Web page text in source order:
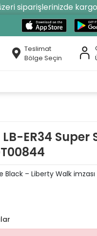
siparişlerinizde kargo
Teslimat
Bölge Seçin
ER34 Super
Black – Liberty Walk